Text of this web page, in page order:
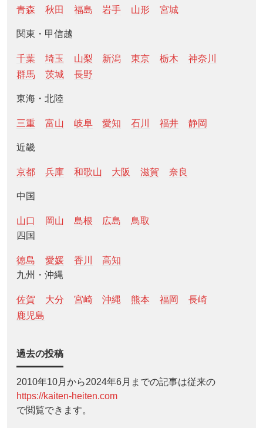
青森 秋田 福島 岩手 山形 宮城
関東・甲信越
千葉 埼玉 山梨 新潟 東京 栃木
神奈川
群馬
茨城 長野
東海・北陸
三重 富山 岐阜 愛知 石川 福井 静岡
近畿
京都 兵庫 和歌山 大阪 滋賀 奈良
中国
山口 岡山 島根 広島
鳥取
四国
徳島 愛媛 香川
高知
九州・沖縄
佐賀 大分 宮崎 沖縄 熊本 福岡
長崎
鹿児島
過去の投稿
2010年10月から2024年6月までの記事は従来の
https://kaiten-heiten.com
で閲覧できます。